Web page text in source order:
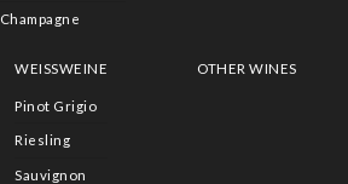
Champagne
WEISSWEINE
Pinot Grigio
Riesling
Sauvignon
OTHER WINES